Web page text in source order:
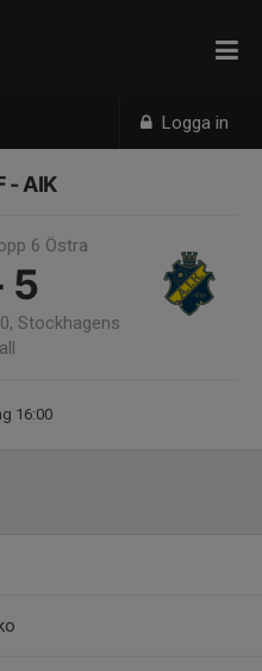
Logga in
- AIK
6 Östra
5
Stockhagens
16:00